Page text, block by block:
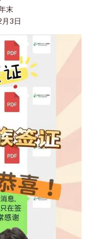
末
3日